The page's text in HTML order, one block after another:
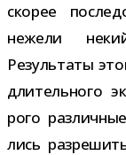
ско­рее
нежели
Результаты
дли­тель­ного
рого
лись